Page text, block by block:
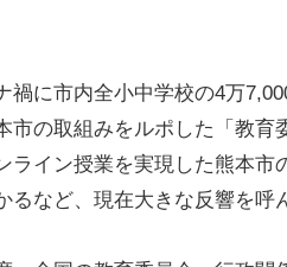
に市内全小中学校の4万
市の取組みをルポした「教
ライン授業を実現した熊本
るなど、現在大きな反響を呼